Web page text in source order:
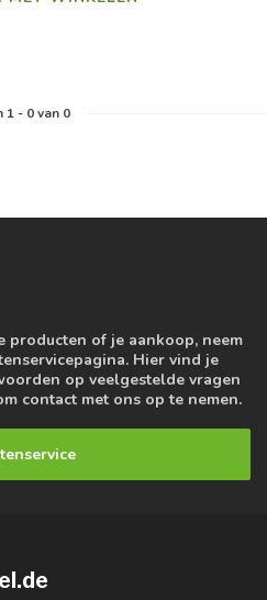
1- 0van 0
producten of je aankoop, neem
Hier vind je
op veelgestelde vragen
contact met ons op te nemen.